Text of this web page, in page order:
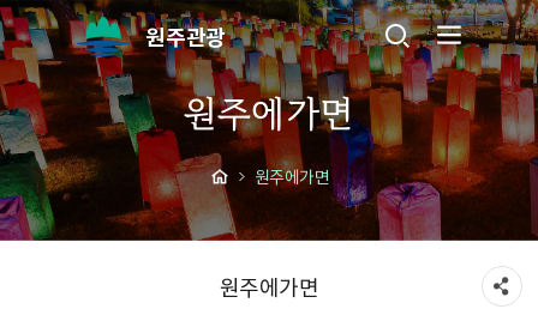
원주관광
원주에가면
원주에가면
원주에가면